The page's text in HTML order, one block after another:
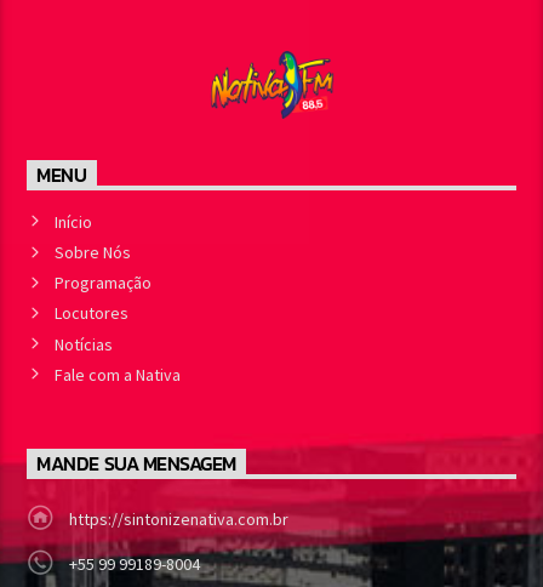
MENU
Início
Sobre Nós
Programação
Locutores
Notícias
Fale com a Nativa
MANDE SUA MENSAGEM
https://sintonizenativa.com.br
+55 99 99189-8004